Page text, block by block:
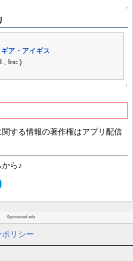
↑
ア・アイギス
Inc.)
↑
する情報の著作権はアプリ配信
ら♪
Sponsored ads
リシー